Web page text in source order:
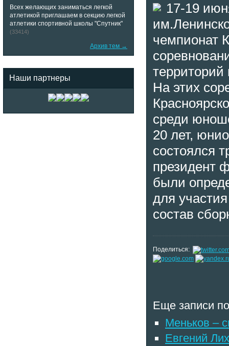
Всех желающих заниматься легкой
атлетикой приглашаем в секцию легкой
атлетики спортивной школы "Спутник"
(33414)
Архив тем →
Наши партнеры
17-19
чемпионат
территорий
На этих
среди
20 лет,
состоялся
президент
были
для
состав
Поделиться:
Еще записи
Меньков –
Евгений